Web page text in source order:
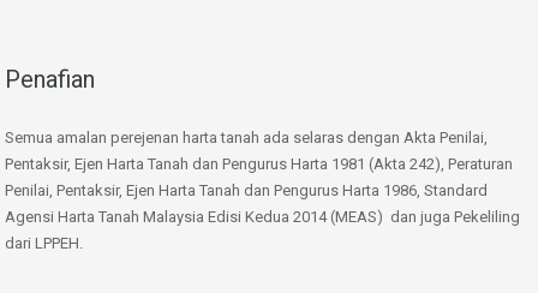
Penafian
Semua amalan perejenan harta tanah ada selaras dengan Akta Penilai,
Pentaksir, Ejen Harta Tanah dan Pengurus Harta 1981 (Akta 242), Peraturan
Penilai, Pentaksir, Ejen Harta Tanah dan Pengurus Harta 1986, Standard
Agensi Harta Tanah Malaysia Edisi Kedua 2014 (MEAS) dan juga Pekeliling
dari LPPEH.